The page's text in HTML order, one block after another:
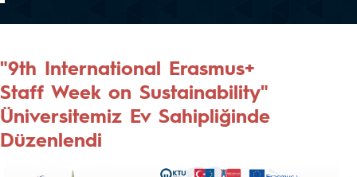
"9th International Erasmus+
Staff Week on Sustainability"
Üniversitemiz Ev Sahipliğinde
Düzenlendi